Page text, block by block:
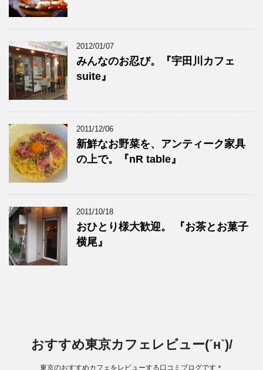
2012/01/07
みんなのお忍び。『宇田川カフェ
suite』
2011/12/06
新鮮なお野菜を、アンティーク家具
の上で。『nR table』
2011/10/18
おひとり様大歓迎。 『お茶とお菓子
横尾』
おすすめ東京カフェレビュー(´н`)/
東京のおすすめカフェをレビューする口コミブログです＊